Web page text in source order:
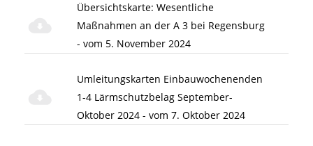
Übersichtskarte: Wesentliche
Maßnahmen an der A 3 bei Regensburg
- vom 5. November 2024
Umleitungskarten Einbauwochenenden
1-4 Lärmschutzbelag September-
Oktober 2024 - vom 7. Oktober 2024